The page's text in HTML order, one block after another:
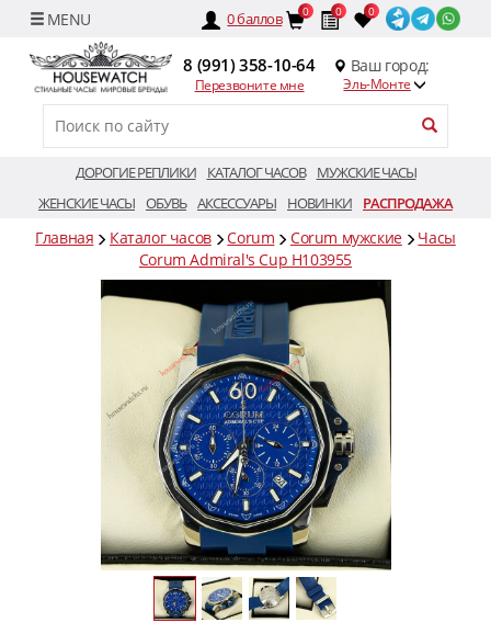
0баллов 0 0 0
8 (991) 358-10-64
Перезвоните мне
Ваш город:
Эль-Монте
ДОРОГИЕ РЕПЛИКИ КАТАЛОГ ЧАСОВ
МУЖСКИЕ ЧАСЫ
ЖЕНСКИЕ ЧАСЫ ОБУВЬ АКСЕССУАРЫ НОВИНКИ РАСПРОДАЖА
Главная Каталог часов Corum Corum мужские
Часы
Corum Admiral's Cup H103955